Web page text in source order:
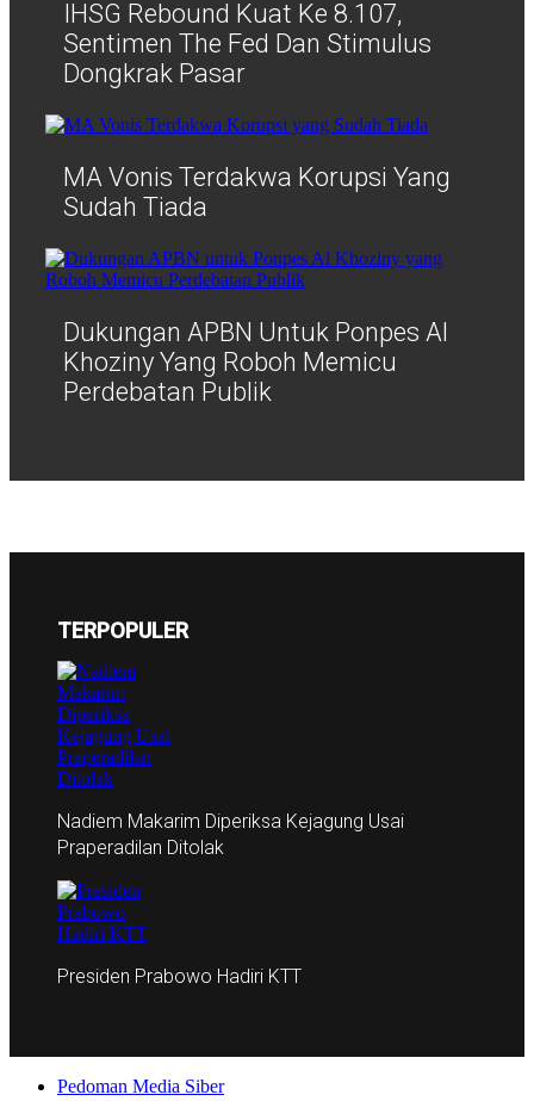
IHSG Rebound Kuat Ke 8.107,
Sentimen The Fed Dan Stimulus
Dongkrak Pasar
MA Vonis Terdakwa Korupsi Yang
Sudah Tiada
Dukungan APBN Untuk Ponpes Al
Khoziny Yang Roboh Memicu
Perdebatan Publik
TERPOPULER
Nadiem Makarim Diperiksa Kejagung Usai
Praperadilan Ditolak
Presiden Prabowo Hadiri KTT
Pedoman Media Siber